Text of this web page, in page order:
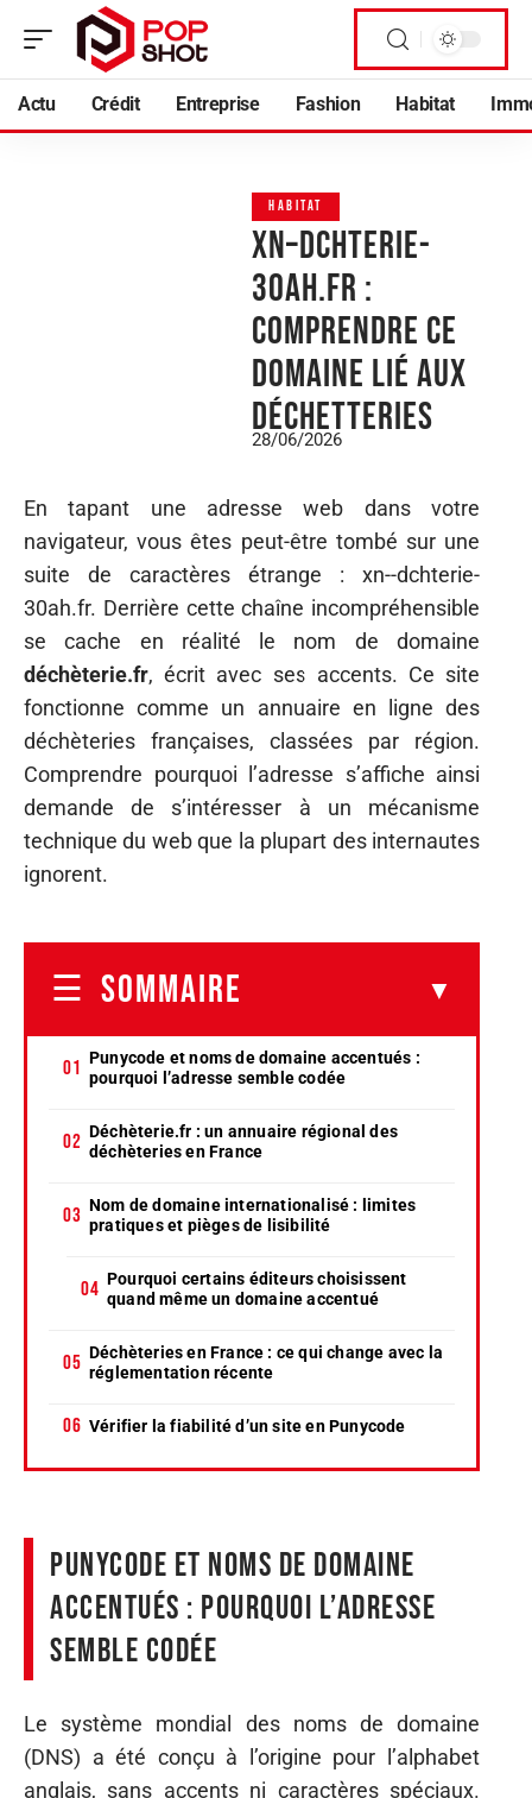
Actu Crédit Entreprise Fashion Habitat
HABITAT
Xn–dchterie-
30ah.fr :
comprendre ce
domaine lié aux
déchetteries
28/06/2026
En tapant une adresse web dans votre
navigateur, vous êtes peut-être tombé sur une
suite de caractères étrange : xn--dchterie-
30ah.fr. Derrière cette chaîne incompréhensible
se cache en réalité le nom de domaine
déchèterie.fr, écrit avec ses accents. Ce site
fonctionne comme un annuaire en ligne des
déchèteries françaises, classées par région.
Comprendre pourquoi l’adresse s’affiche ainsi
demande de s’intéresser à un mécanisme
technique du web que la plupart des internautes
ignorent.
SOMMAIRE
Punycode et noms de domaine accentués :
pourquoi l’adresse semble codée
Déchèterie.fr : un annuaire régional des
déchèteries en France
Nom de domaine internationalisé : limites
pratiques et pièges de lisibilité
Pourquoi certains éditeurs choisissent
quand même un domaine accentué
Déchèteries en France : ce qui change avec la
réglementation récente
Vérifier la fiabilité d’un site en Punycode
Punycode et noms de domaine
accentués : pourquoi l’adresse
semble codée
Le système mondial des noms de domaine
(DNS) a été conçu à l’origine pour l’alphabet
anglais, sans accents ni caractères spéciaux.